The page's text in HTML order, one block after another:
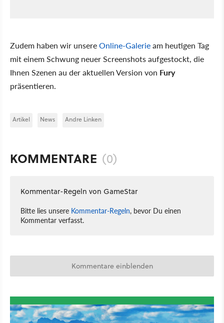
Zudem haben wir unsereOnline-Galerieam heutigen Tag
mit einem Schwung neuer Screenshots aufgestockt, die
Ihnen Szenen au der aktuellen Version von Fury
präsentieren.
Artikel News Andre Linken
KOMMENTARE (0)
Kommentar-Regeln von GameStar
Bitte lies unsere Kommentar-Regeln, bevor Du einen
Kommentar verfasst.
Kommentare einblenden